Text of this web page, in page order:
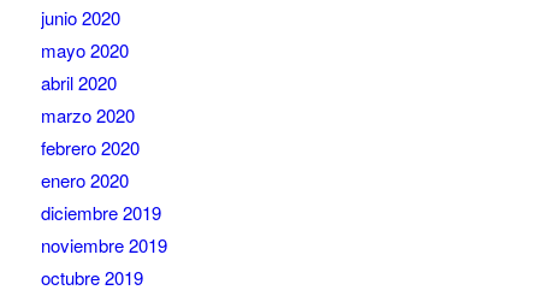
junio 2020
mayo 2020
abril 2020
marzo 2020
febrero 2020
enero 2020
diciembre 2019
noviembre 2019
octubre 2019